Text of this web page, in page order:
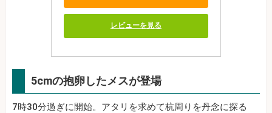
レビューを見る
5cmの抱卵したメスが登場
7時30分過ぎに開始。アタリを求めて杭周りを丹念に探る